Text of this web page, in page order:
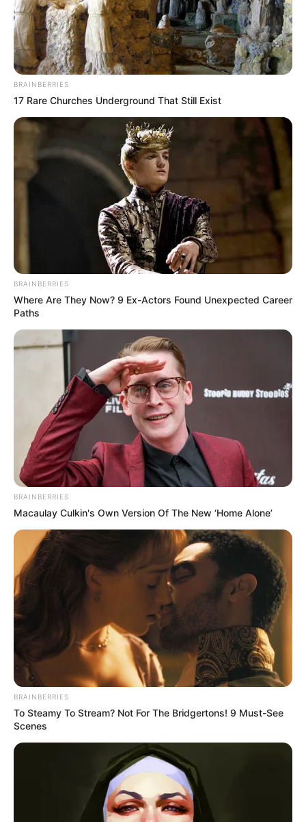
ΤΑΥΤΟΤΗΤΑ ΚΑΙ ΕΠΙΚΟΙΝΩΝΙΑ
© 2025 EVIANEWS του Γιώργου Κουτσελίνη
BRAINBERRIES
17 Rare Churches Underground That Still Exist
BRAINBERRIES
Where Are They Now? 9 Ex-Actors Found Unexpected Career
Paths
BRAINBERRIES
Macaulay Culkin's Own Version Of The New ‘Home Alone’
BRAINBERRIES
To Steamy To Stream? Not For The Bridgertons! 9 Must-See
Scenes